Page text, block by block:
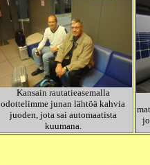
Kansain rautatieasemalla
odottelimme junan lähtöä kahvia
juoden, jota sai automaatista
kuumana.